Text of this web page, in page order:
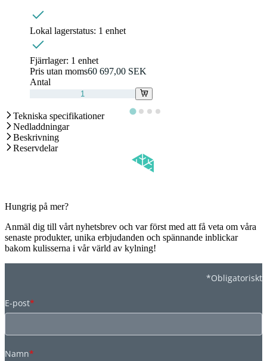
Lokal lagerstatus: 1 enhet
Fjärrlager: 1 enhet
Pris utan moms60 697,00 SEK
Antal
Tekniska specifikationer
Nedladdningar
Beskrivning
Reservdelar
Hungrig på mer?
Anmäl dig till vårt nyhetsbrev och var först med att få veta om våra
senaste produkter, unika erbjudanden och spännande inblickar
bakom kulisserna i vår värld av kylning!
*Obligatoriskt
E-post*
Namn*